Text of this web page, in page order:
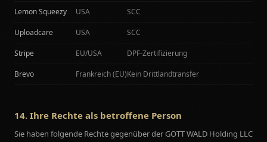
Lemon Squeezy USA SCC
Uploadcare USA SCC
Stripe EU/USA DPF-Zertifizierung
Brevo Frankreich (EU)Kein Drittlandtransfer
14. Ihre Rechte als betroffene Person
Sie haben folgende Rechte gegenüber der GOTT WALD Holding LLC